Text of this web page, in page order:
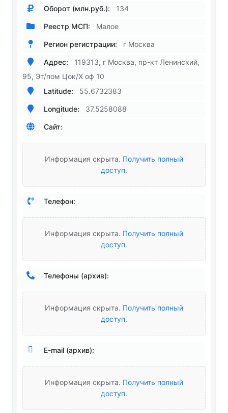
Оборот (млн.руб.): 134
Реестр МСП: Малое
Регион регистрации: г Москва
Адрес:
119313, г Москва, пр-кт Ленинский,
95, Эт/пом Цок/X оф 10
Latitude:
55.6732383
Longitude: 37.5258088
Сайт:
Информация скрыта. Получить полный
доступ.
Телефон:
Информация скрыта. Получить полный
доступ.
Телефоны (архив):
Информация скрыта. Получить полный
доступ.
E-mail (архив):
Информация скрыта. Получить полный
доступ.